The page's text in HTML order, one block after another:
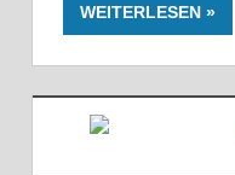
WEITERLESEN